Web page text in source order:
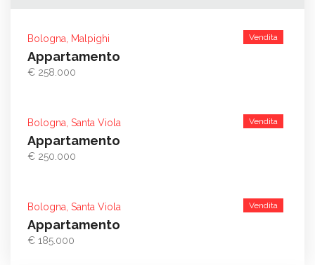
Vendita
Bologna, Malpighi
Appartamento
€ 258.000
Vendita
Bologna, Santa Viola
Appartamento
€ 250.000
Vendita
Bologna, Santa Viola
Appartamento
€ 185.000